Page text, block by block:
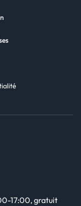
17:00, gratuit